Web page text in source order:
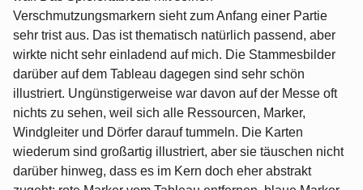
Verschmutzungsmarkern sieht zum Anfang einer Partie
sehr trist aus. Das ist thematisch natürlich passend, aber
wirkte nicht sehr einladend auf mich. Die Stammesbilder
darüber auf dem Tableau dagegen sind sehr schön
illustriert. Ungünstigerweise war davon auf der Messe oft
nichts zu sehen, weil sich alle Ressourcen, Marker,
Windgleiter und Dörfer darauf tummeln. Die Karten
wiederum sind großartig illustriert, aber sie täuschen nicht
darüber hinweg, dass es im Kern doch eher abstrakt